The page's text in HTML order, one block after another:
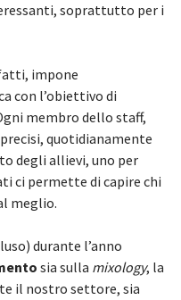
soprattutto per i
impone
con l’obiettivo di
membro dello staff,
quotidianamente
degli allievi, uno per
ci permette di capire chi
meglio.
durante l’anno
sia sulla mixology, la
il nostro settore, sia